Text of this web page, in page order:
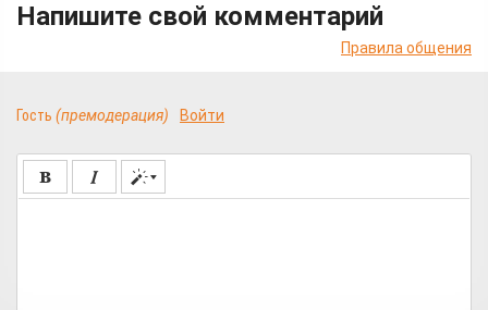
Напишите свой комментарий
Правила общения
Гость (премодерация) Войти